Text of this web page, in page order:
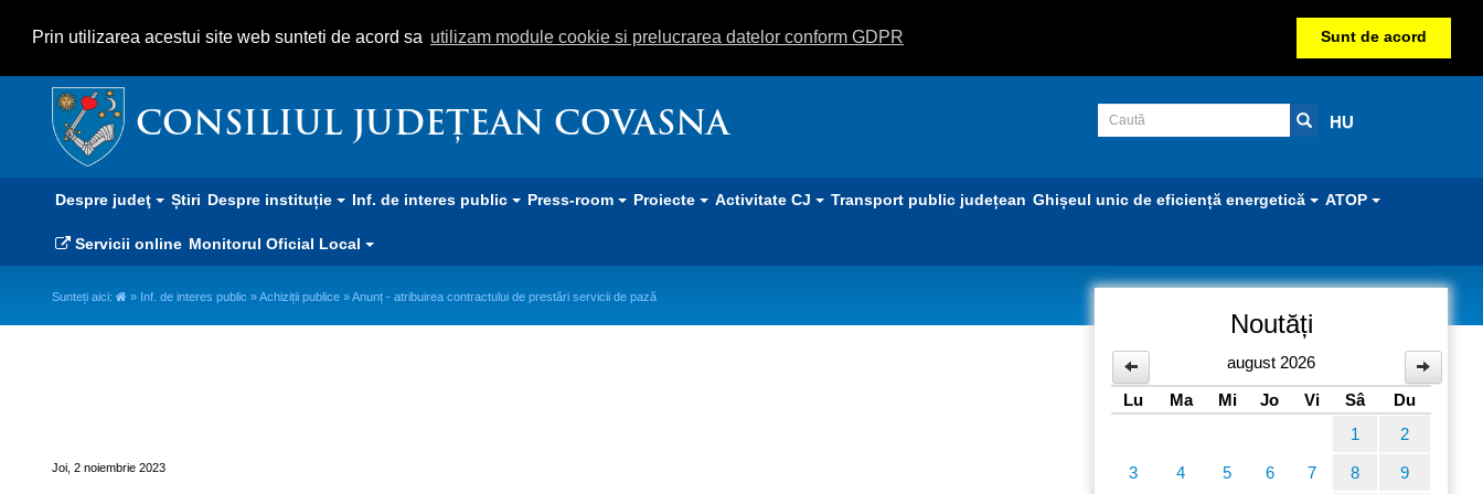
Prin utilizarea acestui site web sunteti de acord sa utilizam module cookie si prelucrarea datelor conform GDPR Sunt de acord
CONSILIUL JUDEȚEAN COVASNA HU
Despre judeţ Știri Despre instituție Inf. de interes public Press-room Proiecte Activitate CJ Transport public județean Ghișeul unic de eficiență energetică ATOP
Servicii online Monitorul Oficial Local
Sunteți aici: » Inf. de interes public »Achiziții publice » Anunț - atribuirea contractului de prestări servicii de pază
Joi, 2 noiembrie 2023
Noutăți
august 2026
Lu
Ma Mi Jo Vi Sâ
Du
1
2
3 4 5 6 7 8 9